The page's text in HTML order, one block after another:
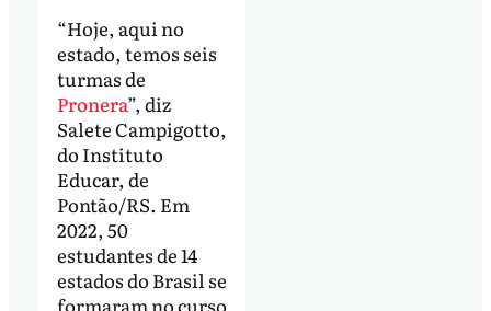
“Hoje, aqui no
estado, temos seis
turmas de
Pronera”, diz
Salete Campigotto,
do Instituto
Educar, de
Pontão/RS. Em
2022, 50
estudantes de 14
estados do Brasil se
formaram no curso